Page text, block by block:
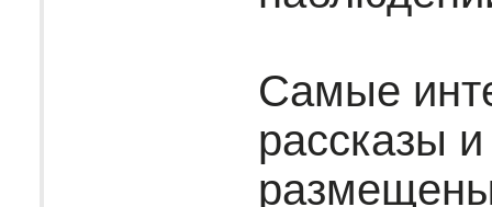
Самые
рассказы и